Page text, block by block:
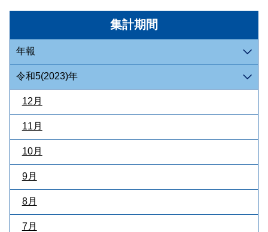
集計期間
年報
令和5(2023)年
12月
11月
10月
9月
8月
7月